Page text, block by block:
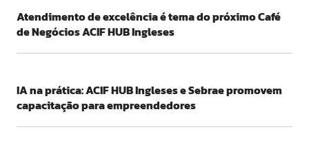
Atendimento de excelência é tema do próximo Café
de Negócios ACIF HUB Ingleses
IA na prática: ACIF HUB Ingleses e Sebrae promovem
capacitação para empreendedores